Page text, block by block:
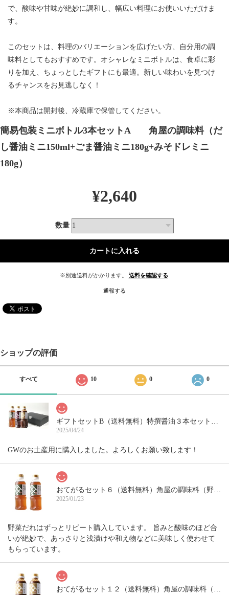
で、酸味や甘味が絶妙に調和し、幅広い料理にお使いいただけま
す。
このセットは、料理のバリエーションを広げたい方、自分用の調
味料としてもおすすめです。オシャレなミニボトルは、食卓に彩
りを加え、ちょっとしたギフトにも最適。新しい味わいを見つけ
るチャンスをお見逃しなく！
※本商品は開封後、冷蔵庫で保管してください。
簡易包装ミニボトル3本セットA 角屋の調味料（だ
し醤油ミニ150ml+ごま醤油ミニ180g+みそドレミニ
180g）
¥2,640
数量
※別途送料がかかります。 送料を確認する
通報する
ショップの評価
すべて 10 0 0
ギフトセットB（送料無料）特撰醤油３本セット（だし醤油300ml＋ごま醤油360g＋野菜だれ300ml）
2025/04/24
GWのお土産用に購入しました。よろしくお願い致します！
おてがるセット６（送料無料）角屋の調味料（野菜だれ300ml×2本）
2025/01/23
野菜だれはずっとリピート購入しています。 旨みと酸味のほど合
いが絶妙で、あっさりと浅漬けや和え物などに美味しく使わせて
もらっています。
おてがるセット１２（送料無料）角屋の調味料（ごま醤油360g ×2本)